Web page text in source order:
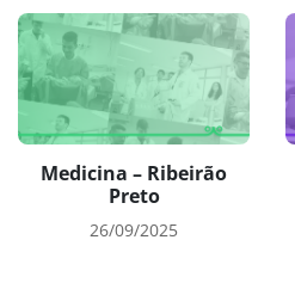
Medicina – Ribeirão
Preto
26/09/2025